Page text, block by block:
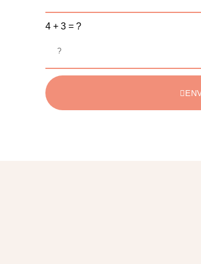
4 + 3 = ?